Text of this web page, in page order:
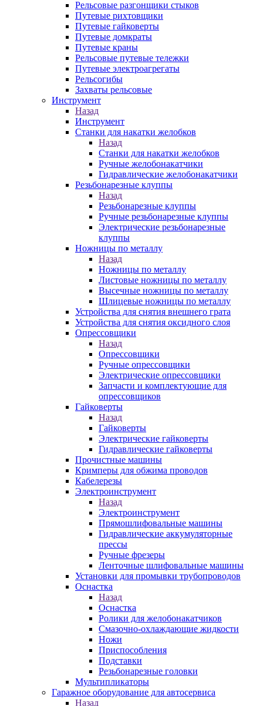
Рельсовые разгонщики стыков
Путевые рихтовщики
Путевые гайковерты
Путевые домкраты
Путевые краны
Рельсовые путевые тележки
Путевые электроагрегаты
Рельсогибы
Захваты рельсовые
Инструмент
Назад
Инструмент
Станки для накатки желобков
Назад
Станки для накатки желобков
Ручные желобонакатчики
Гидравлические желобонакатчики
Резьбонарезные клуппы
Назад
Резьбонарезные клуппы
Ручные резьбонарезные клуппы
Электрические резьбонарезные
клуппы
Ножницы по металлу
Назад
Ножницы по металлу
Листовые ножницы по металлу
Высечные ножницы по металлу
Шлицевые ножницы по металлу
Устройства для снятия внешнего грата
Устройства для снятия оксидного слоя
Опрессовщики
Назад
Опрессовщики
Ручные опрессовщики
Электрические опрессовщики
Запчасти и комплектующие для
опрессовщиков
Гайковерты
Назад
Гайковерты
Электрические гайковерты
Гидравлические гайковерты
Прочистные машины
Кримперы для обжима проводов
Кабелерезы
Электроинструмент
Назад
Электроинструмент
Прямошлифовальные машины
Гидравлические аккумуляторные
прессы
Ручные фрезеры
Ленточные шлифовальные машины
Установки для промывки трубопроводов
Оснастка
Назад
Оснастка
Ролики для желобонакатчиков
Смазочно-охлаждающие жидкости
Ножи
Приспособления
Подставки
Резьбонарезные головки
Мультипликаторы
Гаражное оборудование для автосервиса
Назад